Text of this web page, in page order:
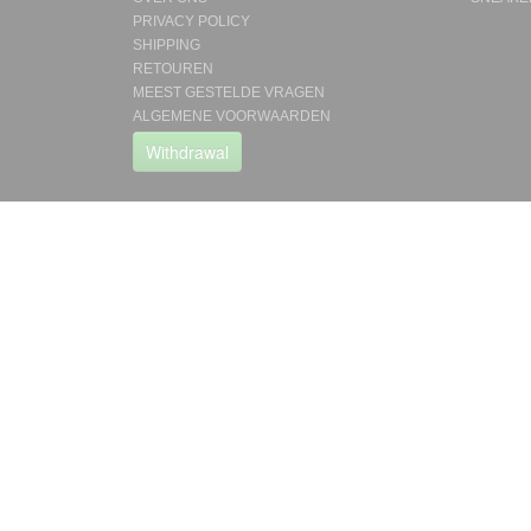
PRIVACY POLICY
SHIPPING
RETOUREN
MEEST GESTELDE VRAGEN
ALGEMENE VOORWAARDEN
Withdrawal